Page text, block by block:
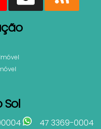
Sol
47 3369-0004